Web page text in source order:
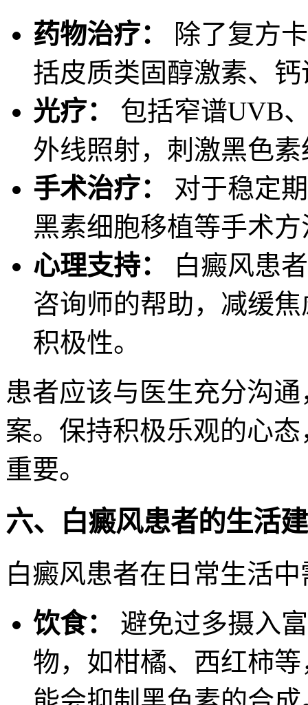
药物治疗：
除了复方
括皮质类固醇激素、
光疗：
包括窄谱UVB
外线照射，刺激黑色
手术治疗：
对于稳定
黑素细胞移植等手术方
心理支持：
白癜风患
咨询师的帮助，减缓
积极性。
患者应该与医生充分沟
案。保持积极乐观的心
重要。
六、白癜风患者的生活
白癜风患者在日常生活
饮食：
避免过多摄入
物，如柑橘、西红柿